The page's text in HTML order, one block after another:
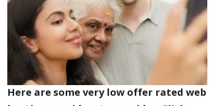
Here are some very low offer rated web